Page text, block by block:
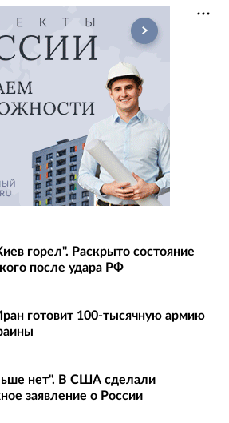
горел". Раскрыто состояние
после удара РФ
готовит 100-тысячную армию
нет". В США сделали
заявление о России